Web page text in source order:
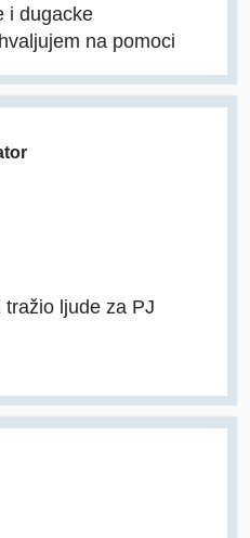
i dugacke
na pomoci
ljude za PJ